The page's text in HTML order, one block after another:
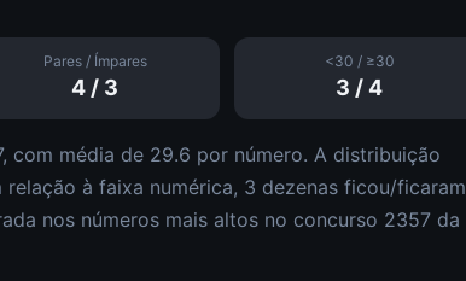
Pares / Ímpares
4 / 3
<30 / ≥30
3 /4
, com média de 29.6 por número. A distribuição
relação à faixa numérica, 3 dezenas ficou/ficaram
nos números mais altos no concurso 2357 da